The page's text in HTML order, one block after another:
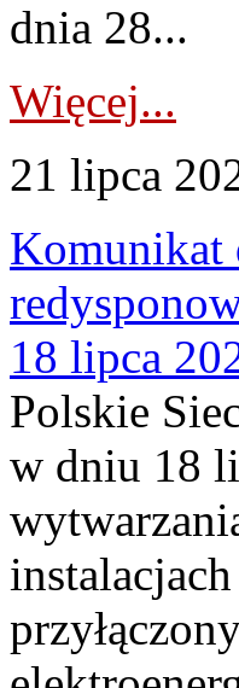
dnia 28...
Więcej...
21 lipca
Komunikat
18 lipca
Polskie
w dniu 18